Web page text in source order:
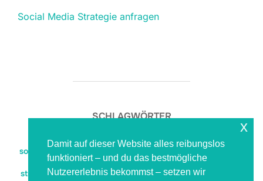
Social Media Strategie anfragen
SCHLAGWÖRTER
content planung, instagram content system, kimdoo
social media
sichtbar ohne burnout
content vorlagen, social design, social media mit
struktur, social media organisation, social media strategie
Damit auf dieser Website alles reibungslos
funktioniert – und du das bestmögliche
Nutzererlebnis bekommst – setzen wir
x